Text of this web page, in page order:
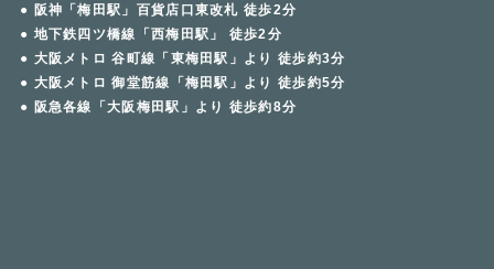
● 阪神「梅田駅」百貨店口東改札 徒歩2分
● 地下鉄四ツ橋線「西梅田駅」 徒歩2分
● 大阪メトロ 谷町線「東梅田駅」より 徒歩約3分
● 大阪メトロ 御堂筋線「梅田駅」より 徒歩約5分
● 阪急各線「大阪梅田駅」より 徒歩約8分